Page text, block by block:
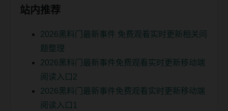
站内推荐
2026黑料门最新事件 免费观看实时更新相关问
题整理
2026黑料门最新事件免费观看实时更新移动端
阅读入口2
2026黑料门最新事件免费观看实时更新移动端
阅读入口1